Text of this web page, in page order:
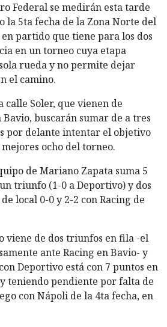
Federal se medirán esta tarde
la 5ta fecha de la Zona Norte del
en partido que tiene para los dos
en un torneo cuya etapa
rueda y no permite dejar
el camino.
calle Soler, que vienen de
buscarán sumar de a tres
por delante intentar el objetivo
ocho del torneo.
de Mariano Zapata suma 5
triunfo (1-0 a Deportivo) y dos
local 0-0 y 2-2 con Racing de
viene de dos triunfos en fila -el
ante Racing en Bavio- y
Deportivo está con 7 puntos en
teniendo pendiente por falta de
con Nápoli de la 4ta fecha, en